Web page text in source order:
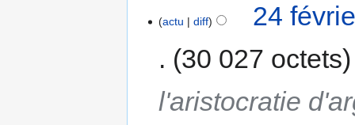
actu diff
24
30 027 octets
l'aristocratie